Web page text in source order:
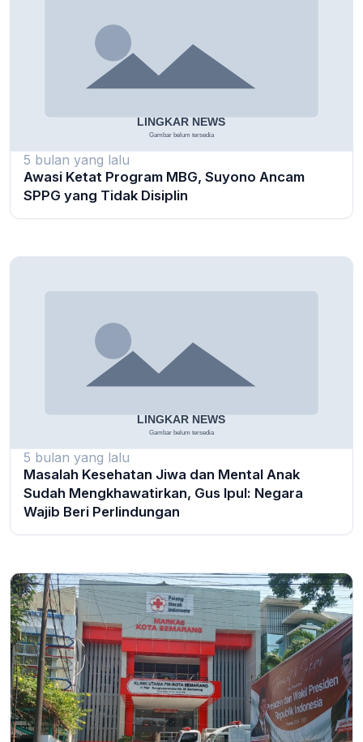
5 bulan yang lalu
Awasi Ketat Program MBG, Suyono Ancam
SPPG yang Tidak Disiplin
5 bulan yang lalu
Masalah Kesehatan Jiwa dan Mental Anak
Sudah Mengkhawatirkan, Gus Ipul: Negara
Wajib Beri Perlindungan